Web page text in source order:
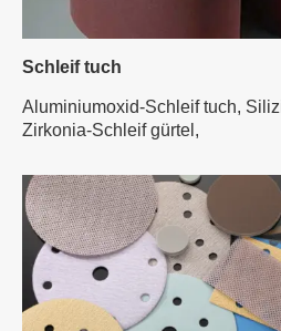
Schleif tuch
Aluminiumoxid-Schleif tuch,
Zirkonia-Schleif gürtel,